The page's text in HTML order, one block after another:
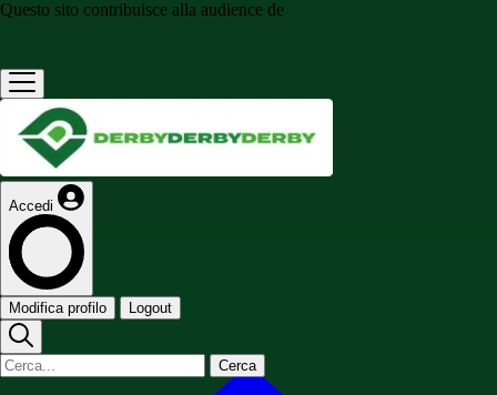
Questo sito contribuisce alla audience de
Accedi
Modifica profilo Logout
Cerca